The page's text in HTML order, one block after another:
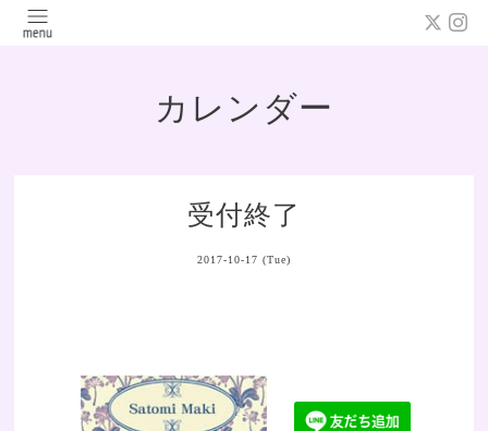
カレンダー
受付終了
2017-10-17 (Tue)